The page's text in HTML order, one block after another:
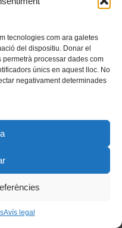
tecnologies com ara galetes
del dispositiu. Donar el
processar dades com
únics en aquest lloc. No
negativament determinades
Avís legal